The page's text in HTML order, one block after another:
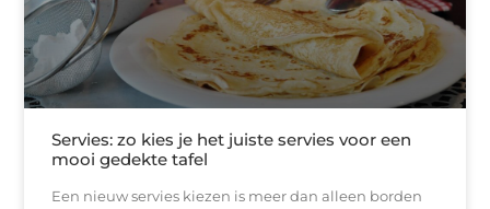
Servies: zo kies je het juiste servies voor een
mooi gedekte tafel
Een nieuw servies kiezen is meer dan alleen borden